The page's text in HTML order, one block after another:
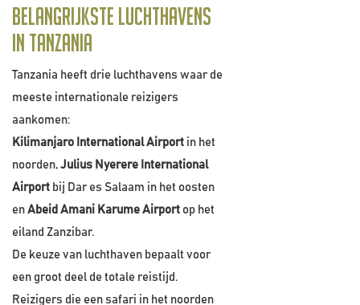
Belangrijkste luchthavens
in Tanzania
Tanzania heeft drie luchthavens waar de
meeste internationale reizigers
aankomen:
Kilimanjaro International Airport in het
noorden, Julius Nyerere International
Airport bij Dar es Salaam in het oosten
en Abeid Amani Karume Airport op het
eiland Zanzibar.
De keuze van luchthaven bepaalt voor
een groot deel de totale reistijd.
Reizigers die een safari in het noorden